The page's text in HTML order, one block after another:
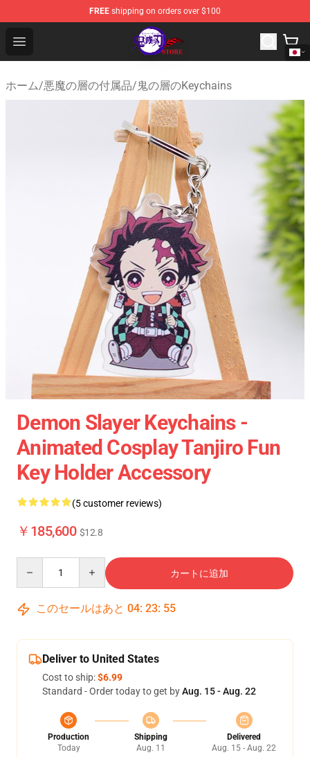
FREE shipping on orders over $100
Open menu
Kimetsu no Yaiba Store - Official Kimetsu no Yaiba
ホーム/悪魔の層の付属品/鬼の層のKeychains
Demon Slayer Keychains -
Animated Cosplay Tanjiro Fun
Key Holder Accessory
(5 customer reviews)
￥185,600 $12.8
カートに追加
このセールはあと 04: 23: 54
Deliver to United States
Cost to ship:$6.99
Standard - Order today to get byAug. 15 - Aug. 22
Production
Today
Shipping
Aug. 11
Delivered
Aug. 15 - Aug. 22